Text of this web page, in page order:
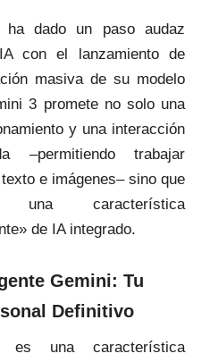
ha dado un paso audaz
con el lanzamiento de
masiva de su modelo
3 promete no solo una
y una interacción
–permitiendo trabajar
e imágenes– sino que
una característica
de IA integrado.
Gemini: Tu
Definitivo
es una característica